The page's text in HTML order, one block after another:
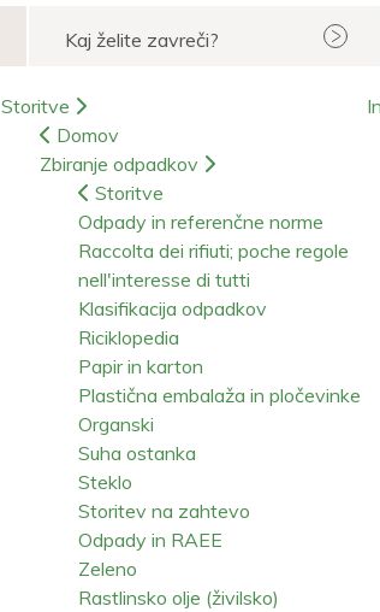
Storitve
Domov
Zbiranje odpadkov
Storitve
Odpady in referenčne norme
Raccolta dei rifiuti; poche regole
nell'interesse di tutti
Klasifikacija odpadkov
Riciklopedia
Papir in karton
Plastična embalaža in pločevinke
Organski
Suha ostanka
Steklo
Storitev na zahtevo
Odpady in RAEE
Zeleno
Rastlinsko olje (živilsko)